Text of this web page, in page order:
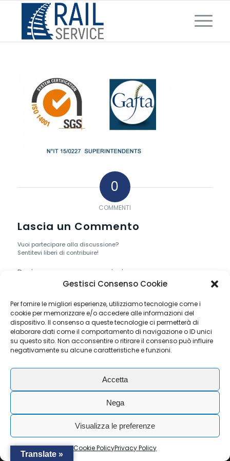
Gestisci Consenso Cookie
Per fornire le migliori esperienze, utilizziamo tecnologie come i
cookie per memorizzare e/o accedere alle informazioni del
dispositivo. Il consenso a queste tecnologie ci permetterà di
elaborare dati come il comportamento di navigazione o ID unici
su questo sito. Non acconsentire o ritirare il consenso può influire
negativamente su alcune caratteristiche e funzioni.
Accetta
Nega
Visualizza le preferenze
Cookie PolicyPrivacy Policy
0
COMMENTI
Lascia un Commento
Vuoi partecipare alla discussione?
Sentitevi liberi di contribuire!
Devi essere
per inviare un
© Copyright - RAIL SERVICE S.R.L. - P.I./ C.F. IT04075570277 .
All rights reserved. -Privacy Policy-Cookie Policy
Translate »